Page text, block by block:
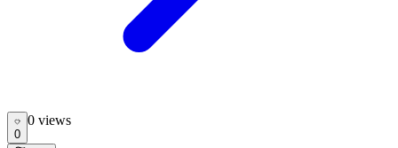
0
0 views